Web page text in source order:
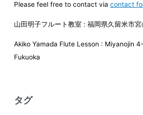
Please feel free to contact viacontact
山田明子フルート教室 : 福岡県久留米市
Akiko Yamada Flute Lesson : Miyanojin
Fukuoka
タグ